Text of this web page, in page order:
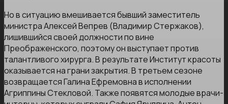
Но в ситуацию вмешивается бывший заместитель
министра Алексей Вепрев (Владимир Стержаков),
лишившийся своей должности по вине
Преображенского, поэтому он выступает против
талантливого хирурга. В результате Институт красоты
оказывается на грани закрытия. В третьем сезоне
возвращается Галина Ефремовна в исполнении
Агриппины Стекловой. Также появятся молодые врачи-